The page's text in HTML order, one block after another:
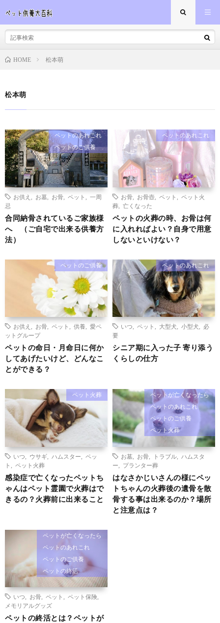
HOME 松本萌
松本萌
ペットのあれこれ
ペットのご供養
お供え お墓 お骨 ペット
一周
忌
合同納骨されているご家族様
へ （ご自宅で出来る供養方
法）
ペットのあれこれ
お骨 お骨壺 ペット
ペット火
葬
亡くなった
ペットの火葬の時、お骨は何
に入れればよい？自身で用意
しないといけない？
ペットのご供養
お供え お骨 ペット 供養
愛ペ
ットグループ
ペットの命日・月命日に何か
してあげたいけど、どんなこ
とができる？
ペットのあれこれ
いつ ペット 大型犬 小型犬
必
要
シニア期に入った子 寄り添う
くらしの仕方
ペット火葬
いつ ウサギ ハムスター
ペッ
ト
ペット火葬
感染症で亡くなったペットち
ゃんはペット霊園で火葬はで
きるの？火葬前に出来ること
ペットが亡くなったら
ペットのあれこれ
ペットのご供養
ペット火葬
お墓 お骨 トラブル
ハムスタ
ー
プランター葬
はなさかじいさんの様にペッ
トちゃんの火葬後の遺骨を散
骨する事は出来るのか？場所
と注意点は？
ペットが亡くなったら
ペットのあれこれ
ペットのご供養
ペットの終活
いつ お骨 ペット ペット保険
メモリアルグッズ
ペットの終活とは？ペットが